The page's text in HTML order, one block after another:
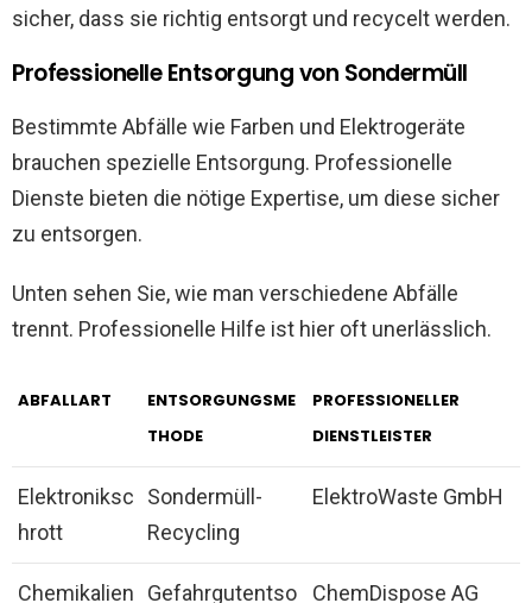
sicher, dass sie richtig entsorgt und recycelt werden.
Professionelle Entsorgung von Sondermüll
Bestimmte Abfälle wie Farben und Elektrogeräte
brauchen spezielle Entsorgung. Professionelle
Dienste bieten die nötige Expertise, um diese sicher
zu entsorgen.
Unten sehen Sie, wie man verschiedene Abfälle
trennt. Professionelle Hilfe ist hier oft unerlässlich.
ABFALLART
ENTSORGUNGSME
THODE
PROFESSIONELLER
DIENSTLEISTER
Elektroniksc
hrott
Sondermüll-
Recycling
ElektroWaste GmbH
Chemikalien
Gefahrgutentso
ChemDispose AG